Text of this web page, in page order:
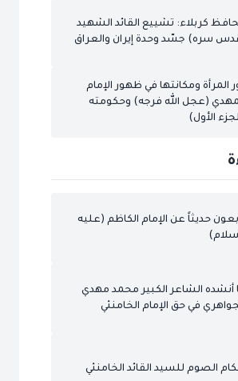
كربلاء: تشييع القائد الشهيد
سره) جسّد وحدة إيران والعراق
المرأة ومكانتها في ظهور الإمام
(عجل الله فرجه) وحكومته
الأول)
حديثاً عن الإمام الكاظم (عليه
أنشده الشاعر الكبير محمد مهدي
في حق الإمام الخامنئي
الصوم للسيد القائد الخامنئي